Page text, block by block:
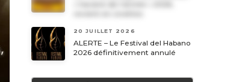
20 JUILLET 2026
ALERTE – Le Festival del Habano
2026 définitivement annulé